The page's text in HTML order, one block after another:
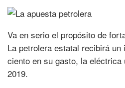
Va en serio el propósito de
La petrolera estatal recibirá
ciento en su gasto, la eléctrica
2019.